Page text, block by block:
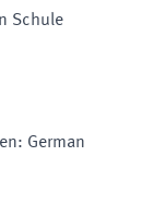
Schule
: German